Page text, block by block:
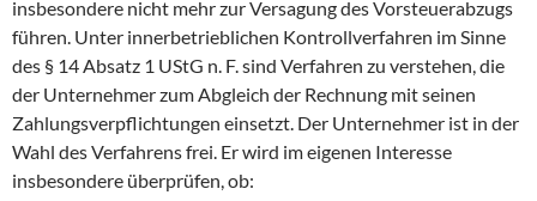
insbesondere nicht mehr zur Versagung des Vorsteuerabzugs
führen. Unter innerbetrieblichen Kontrollverfahren im Sinne
des § 14 Absatz 1 UStG n. F. sind Verfahren zu verstehen, die
der Unternehmer zum Abgleich der Rechnung mit seinen
Zahlungsverpflichtungen einsetzt. Der Unternehmer ist in der
Wahl des Verfahrens frei. Er wird im eigenen Interesse
insbesondere überprüfen, ob: